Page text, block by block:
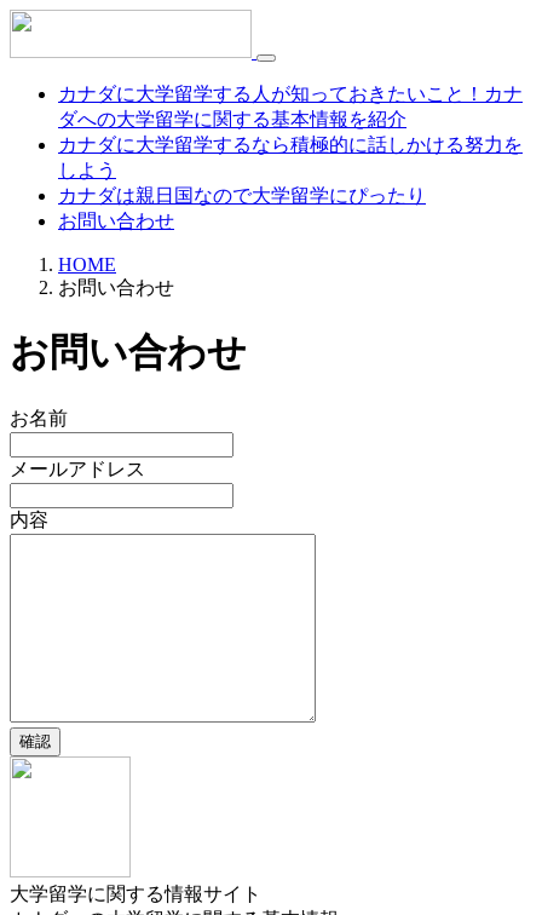
カナダに大学留学する人が知っておきたいこと！カナ
ダへの大学留学に関する基本情報を紹介
カナダに大学留学するなら積極的に話しかける努力を
しよう
カナダは親日国なので大学留学にぴったり
お問い合わせ
HOME
お問い合わせ
お問い合わせ
お名前
メールアドレス
内容
確認
大学留学に関する情報サイト